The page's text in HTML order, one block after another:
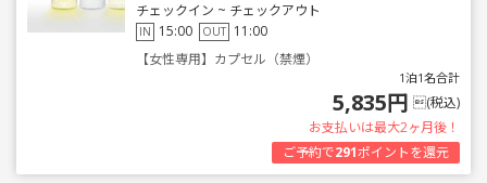
チェックイン ~ チェックアウト
IN 15:00 OUT 11:00
【女性専用】カプセル（禁煙）
1泊1名合計
5,835円 (税込)
お支払いは最大2ヶ月後！
ご予約で291ポイントを還元